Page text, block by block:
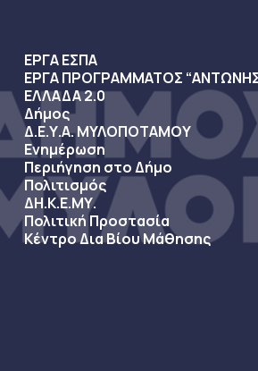
ΕΡΓΑ ΕΣΠΑ
ΕΡΓΑ ΠΡΟΓΡΑΜΜΑΤΟΣ “ΑΝΤΩΝΗΣ
ΕΛΛΑΔΑ 2.0
Δήμος
Δ.Ε.Υ.Α. ΜΥΛΟΠΟΤΑΜΟΥ
Ενημέρωση
Περιήγηση στο Δήμο
Πολιτισμός
ΔΗ.Κ.Ε.ΜΥ.
Πολιτική Προστασία
Κέντρο Δια Βίου Μάθησης